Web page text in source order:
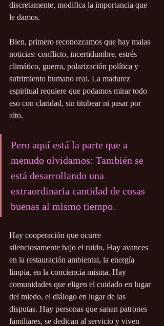
discretamente, modifica la importancia que
le damos.
Bien, primero reconozcamos que hay malas
noticias: conflicto, incertidumbre, estrés
climático, guerra, polarización política y
sufrimiento humano real. La madurez
espiritual requiere que podamos mirar todo
eso con claridad, sin titubear ni pasar por
alto.
Pero aquí está la parte que a
menudo olvidamos: También se
está desarrollando una
extraordinaria cantidad de cosas
buenas al mismo tiempo.
Hay cooperación que ocurre
silenciosamente bajo el ruido. Hay avances
en la restauración ambiental, la energía
limpia, en la conciencia misma. Hay
comunidades que eligen el cuidado en lugar
del miedo, el diálogo en lugar de las
disputas. Hay personas que sanan patrones
familiares, se dedican al servicio y viven